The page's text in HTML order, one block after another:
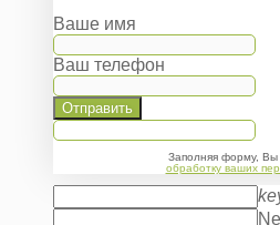
Ваше имя
Ваш телефон
Отправить
Заполняя форму, Вы
обработку ваших